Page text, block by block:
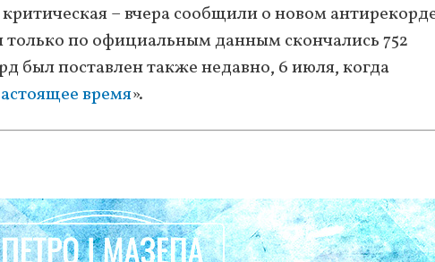
– вчера сообщили о новом
только по официальным данным скончались 752
был поставлен также недавно, 6 июля, когда
время».